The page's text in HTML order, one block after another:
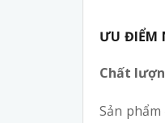
ƯU ĐIỂM
Chất
Sản